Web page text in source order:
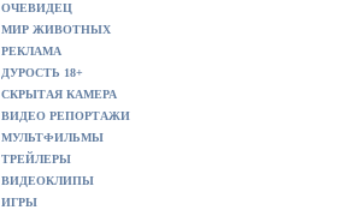
ОЧЕВИДЕЦ
МИР ЖИВОТНЫХ
РЕКЛАМА
ДУРОСТЬ 18+
СКРЫТАЯ КАМЕРА
ВИДЕО РЕПОРТАЖИ
МУЛЬТФИЛЬМЫ
ТРЕЙЛЕРЫ
ВИДЕОКЛИПЫ
ИГРЫ